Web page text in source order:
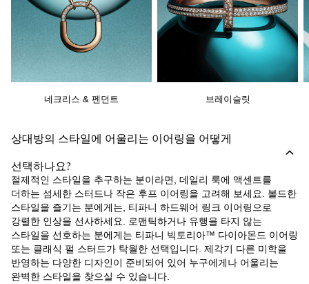
네크리스 & 펜던트 브레이슬릿
상대방의 스타일에 어울리는 이어링을 어떻게
선택하나요?
절제적인 스타일을 추구하는 분이라면, 데일리 룩에 액센트를
더하는 섬세한 스터드나 작은 후프 이어링을 고려해 보세요. 볼드한
스타일을 즐기는 분에게는, 티파니 하드웨어 링크 이어링으로
강렬한 인상을 선사하세요. 로맨틱하거나 유행을 타지 않는
스타일을 선호하는 분에게는 티파니 빅토리아™ 다이아몬드 이어링
또는 클래식 펄 스터드가 탁월한 선택입니다. 제각기 다른 미학을
반영하는 다양한 디자인이 준비되어 있어 누구에게나 어울리는
완벽한 스타일을 찾으실 수 있습니다.